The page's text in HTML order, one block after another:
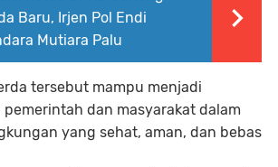
Baru, Irjen Pol Endi
Mutiara Palu
tersebut mampu menjadi
dan masyarakat dalam
yang sehat, aman, dan bebas